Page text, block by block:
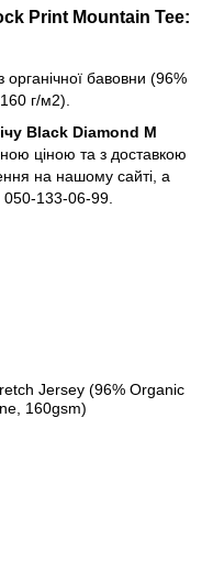
Print Mountain Tee:
бавовни (96%
г/м2).
Black Diamond M
ціною та з доставкою
на нашому сайті, а
133-06-99.
Jersey (96% Organic
160gsm)